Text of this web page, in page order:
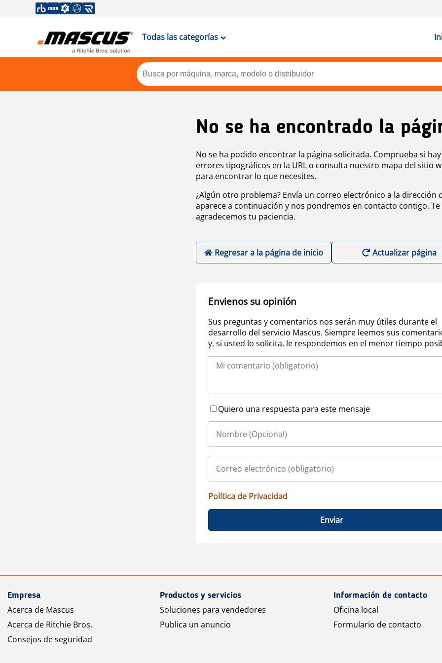
Todas las categorías
No se ha encontrado la
No se ha podido encontrar la página solicitada. Comprueba si hay
errores tipográficos en la URL o consulta nuestro mapa del sitio
para encontrar lo que necesites.
¿Algún otro problema? Envía un correo electrónico a la dirección
aparece a continuación y nos pondremos en contacto contigo. Te
agradecemos tu paciencia.
Regresar a la página de inicio Actualizar página
Envienos su opinión
Sus preguntas y comentarios nos serán muy útiles durante el
desarrollo del servicio Mascus. Siempre leemos sus
y, si usted lo solicita, le respondemos en el menor tiempo
Quiero una respuesta para este mensaje
Política de Privacidad
Enviar
Empresa
Acerca de Mascus
Acerca de Ritchie Bros.
Consejos de seguridad
Productos y servicios
Soluciones para vendedores
Publica un anuncio
Información de contacto
Oficina local
Formulario de contacto